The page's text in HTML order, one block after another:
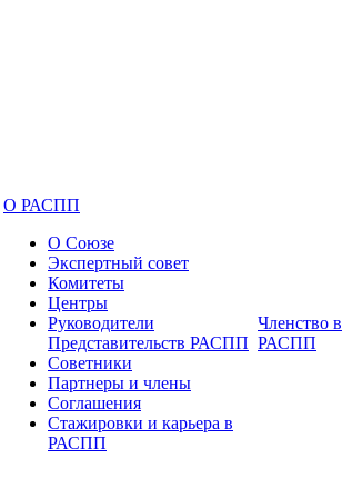
О РАСПП
О Союзе
Экспертный совет
Комитеты
Центры
Руководители
Представительств РАСПП
Советники
Партнеры и члены
Соглашения
Стажировки и карьера в
РАСПП
Членство в
РАСПП